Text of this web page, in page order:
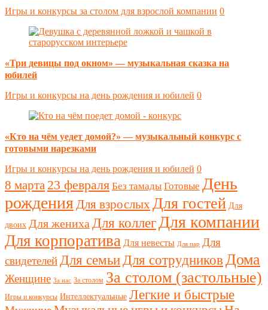
Игры и конкурсы за столом для взрослой компании 0
«Три девицы под окном» — музыкальная сказка на
юбилей
Игры и конкурсы на день рождения и юбилей 0
«Кто на чём уедет домой?» — музыкальный конкурс с
готовыми нарезками
Игры и конкурсы на день рождения и юбилей 0
8 марта 23 февраля Без тамады Готовые День
рожденияДля взрослыхДля гостей Для
двоих Для жениха Для коллег Для компании
Для корпоратива Для невесты Для пар
Для
свидетелейДля семьиДля сотрудников Дома
Женщине За нас За столом За столом (застольные)
Игры и конкурсы Интеллектуальные Легкие и быстрые